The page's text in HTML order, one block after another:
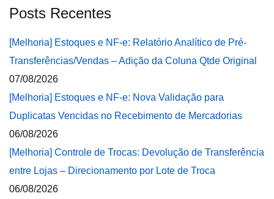
Posts Recentes
[Melhoria] Estoques e NF-e: Relatório Analítico de Pré-
Transferências/Vendas – Adição da Coluna Qtde Original
07/08/2026
[Melhoria] Estoques e NF-e: Nova Validação para
Duplicatas Vencidas no Recebimento de Mercadorias
06/08/2026
[Melhoria] Controle de Trocas: Devolução de Transferência
entre Lojas – Direcionamento por Lote de Troca
06/08/2026